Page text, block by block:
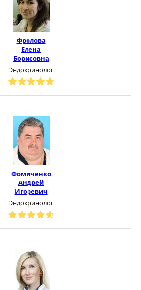
Фролова
Елена
Борисовна
Эндокринолог
Фомиченко
Андрей
Игоревич
Эндокринолог